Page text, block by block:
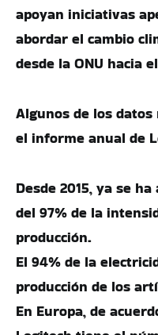
apoyan iniciativas
abordar el cambio
desde la ONU hacia
Algunos de los
el informe anual de
Desde 2015, ya se
del 97% de la
producción.
El 94% de la
producción de los
En Europa, de